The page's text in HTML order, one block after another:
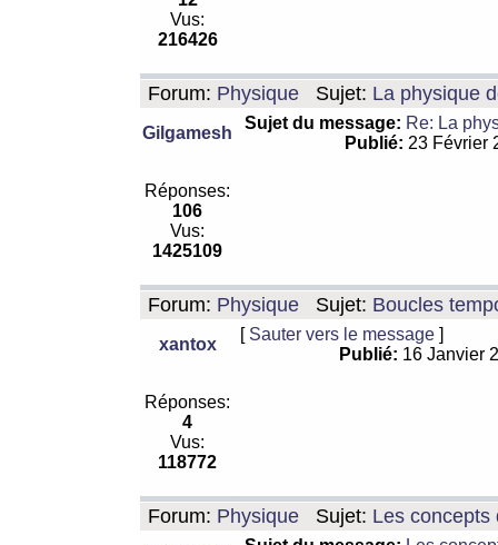
Vus:
216426
Forum: Physique Sujet: La physique
Gilgamesh
Sujet du message: Re: La
Publié: 23 Février
Réponses:
106
Vus:
1425109
Forum: Physique Sujet: Boucles
xantox
[ Sauter vers le message ]
Publié: 16 Janvier
Réponses:
4
Vus:
118772
Forum: Physique Sujet: Les concepts